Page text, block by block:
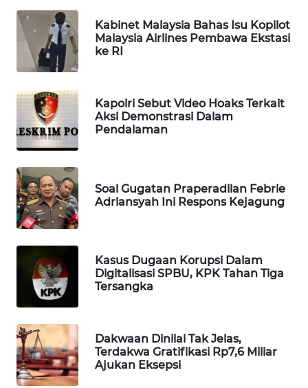
Kabinet Malaysia Bahas Isu Kopilot
Malaysia Airlines Pembawa Ekstasi
ke RI
Kapolri Sebut Video Hoaks Terkait
Aksi Demonstrasi Dalam
Pendalaman
Soal Gugatan Praperadilan Febrie
Adriansyah Ini Respons Kejagung
Kasus Dugaan Korupsi Dalam
Digitalisasi SPBU, KPK Tahan Tiga
Tersangka
Dakwaan Dinilai Tak Jelas,
Terdakwa Gratifikasi Rp7,6 Miliar
Ajukan Eksepsi
KONSUMEN
WAHANA
LISTRIK
WAHANA
TRAVEL
WAHANA
WAHANANEWS
ID
WAHANANEWS
CO ID
WAHANANEWS
WAHANA
SPORT